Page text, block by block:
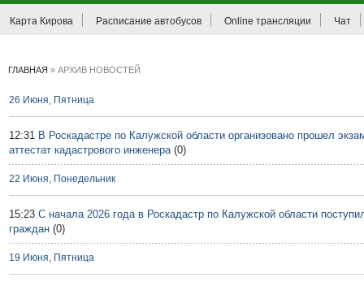
Карта Кирова Расписание автобусов Online трансляции Чат
ГЛАВНАЯ » АРХИВ НОВОСТЕЙ
26 Июня, Пятница
12:31 В Роскадастре по Калужской области организовано прошел
аттестат кадастрового инженера (0)
22 Июня, Понедельник
15:23 С начала 2026 года в Роскадастр по Калужской области
граждан (0)
19 Июня, Пятница